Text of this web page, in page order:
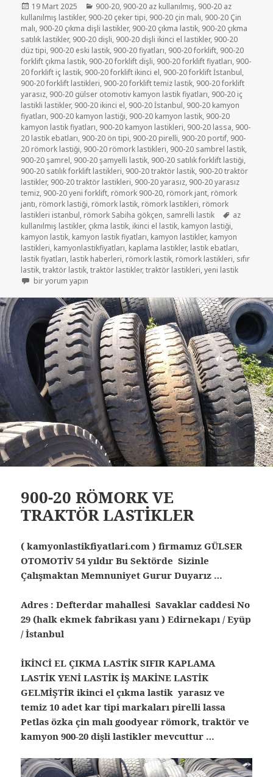
Yayın
tarihi
19 Mart 2025 Kategoriler
900-20, 900-20 az kullanılmış, 900-20 az
kullanılmış lastikler, 900-20 çeker tipi, 900-20 çin malı, 900-20 Çin
malı, 900-20 çıkma dişli lastikler, 900-20 çıkma lastik, 900-20 çıkma
satılık lastikler, 900-20 dişli, 900-20 dişli ikinci el lastikler, 900-20
düz tipi, 900-20 eski lastik, 900-20 fiyatları, 900-20 forklift, 900-20
forklift çıkma lastik, 900-20 forklift dişli, 900-20 forklift fiyatları, 900-
20 forklift iç lastik, 900-20 forklift ikinci el, 900-20 forklift İstanbul,
900-20 forklift lastikleri, 900-20 forklift temiz lastik, 900-20 forklift
yarasız, 900-20 gülser otomotiv kamyon lastik fiyatları, 900-20 iç
lastikli lastikler, 900-20 ikinci el, 900-20 İstanbul, 900-20 kamyon
fiyatları, 900-20 kamyon lastiği, 900-20 kamyon lastik, 900-20
kamyon lastik fiyatları, 900-20 kamyon lastikleri, 900-20 lassa, 900-
20 lastik ebatları, 900-20 ön tipi, 900-20 pirelli, 900-20 portif, 900-
20 römork lastiği, 900-20 römork lastikleri, 900-20 sambrel lastik,
900-20 şamrel, 900-20 şamyelli lastik, 900-20 satılık forklift lastiği,
900-20 satılık forklift lastikleri, 900-20 traktör lastik, 900-20 traktör
lastikler, 900-20 traktör lastikleri, 900-20 yarasız, 900-20 yarasız
temiz, 900-20 yeni forklift, römork 900-20, römork jant, römork
jantı, römork lastiği, römork lastik, römork lastikleri, römork
lastikleri istanbul, römork Sabiha gökçen, samrelli lastik Etiketler
az
kullanılmış lastikler, çıkma lastik, ikinci el lastik, kamyon lastiği,
kamyon lastik, kamyon lastik fiyatları, kamyon lastikler, kamyon
lastikleri, kamyonlastikfiyatları, kaplama lastikler, lastik ebatları,
lastik fiyatları, lastik haberleri, römork lastik, römork lastikleri, sıfır
lastik,traktör lastik,traktör lastikler,traktör lastikleri,yeni lastik
RÖMORK LASTİK DİŞLİ 900-20 için
bir yorum yapın
900-20 RÖMORK VE
TRAKTÖR LASTİKLER
( kamyonlastikfiyatlari.com ) firmamız GÜLSER
OTOMOTİV 54 yıldır Bu Sektörde Sizinle
Çalışmaktan Memnuniyet Gurur Duyarız …
Adres : Defterdar mahallesi Savaklar caddesi No
29 (halk ekmek fabrikası yanı ) Edirnekapı / Eyüp
/ İstanbul
İKİNCİ EL ÇIKMA LASTİK SIFIR KAPLAMA
LASTİK YENİ LASTİK İŞ MAKİNE LASTİK
GELMİŞTİR ikinci el çıkma lastik yarasız ve
temiz 10 adet kar tipi markaları pirelli lassa
Petlas özka çin malı goodyear römork, traktör ve
kamyon 900-20 dişli lastikler mevcuttur …